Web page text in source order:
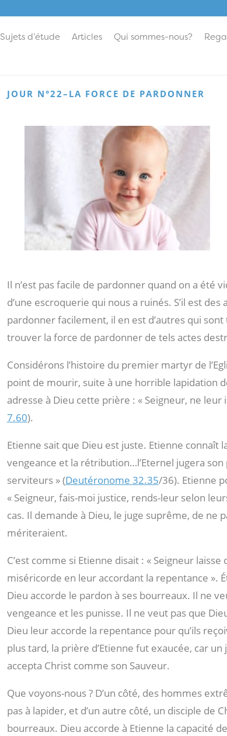
Sujets d’étude Articles Qui sommes-nous?
JOUR N°22–LA FORCE DE PARDONNER
Il n’est pas facile de pardonner quand on a été
d’une escroquerie qui nous a ruinés. S’il est
pardonner facilement, il en est d’autres qui
trouver la force de pardonner de tels actes
Considérons l’histoire du premier martyr de
point de mourir, suite à une horrible lapidation
adresse à Dieu cette prière : « Seigneur, ne leur
7.60).
Etienne sait que Dieu est juste. Etienne connaît
vengeance et la rétribution…l’Eternel jugera
serviteurs » (Deutéronome 32.35/36). Etienne
« Seigneur, fais-moi justice, rends-leur selon
cas. Il demande à Dieu, le juge suprême, de ne
mériteraient.
C’est comme si Etienne disait : « Seigneur
miséricorde en leur accordant la repentance ».
Dieu accorde le pardon à ses bourreaux. Il ne
vengeance et les punisse. Il ne veut pas que
Dieu leur accorde la repentance pour qu’ils
plus tard, la prière d’Etienne fut exaucée, car
accepta Christ comme son Sauveur.
Que voyons-nous ? D’un côté, des hommes
pas à lapider, et d’un autre côté, un disciple de
bourreaux. Dieu accorde à Etienne la capacité